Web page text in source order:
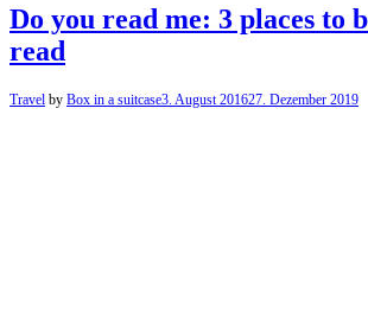
Do you read me: 3 places to
read
Travel by Box in a suitcase3. August 201627. Dezember 2019